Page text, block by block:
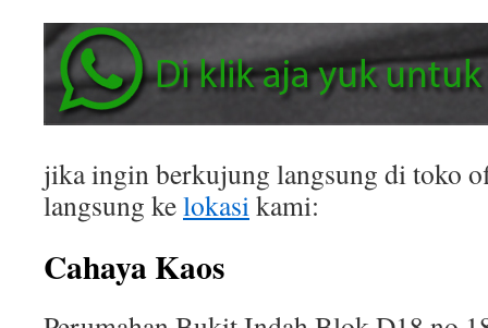
jika ingin berkujung langsung di toko
langsung kelokasi kami:
Cahaya Kaos